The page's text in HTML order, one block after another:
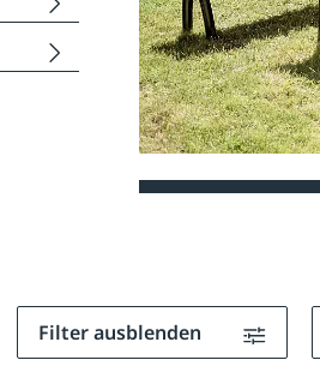
Filter ausblenden